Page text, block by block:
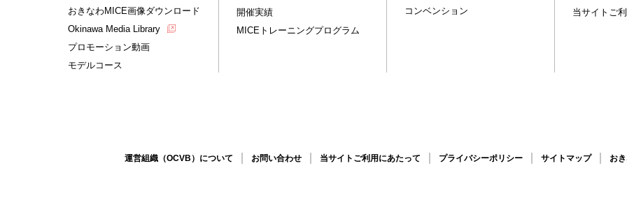
おきなわMICE画像ダウンロード
Okinawa Media Library
プロモーション動画
モデルコース
開催実績
MICEトレーニングプログラム
コンベンション
当サイトご
運営組織（OCVB）について お問い合わせ 当サイトご利用にあたって プライバシーポリシー サイトマップ お